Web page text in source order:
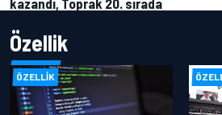
Özellik
ÖZELLIK